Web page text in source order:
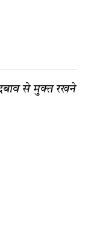
दबाव से मुक्त रखने